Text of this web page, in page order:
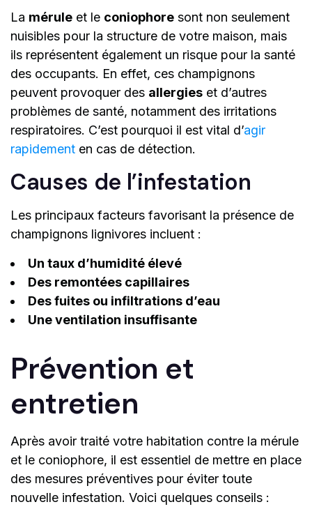
La mérule et le coniophore sont non seulement
nuisibles pour la structure de votre maison, mais
ils représentent également un risque pour la santé
des occupants. En effet, ces champignons
peuvent provoquer des allergies et d’autres
problèmes de santé, notamment des irritations
respiratoires. C’est pourquoi il est vital d’agir
rapidement en cas de détection.
Causes de l’infestation
Les principaux facteurs favorisant la présence de
champignons lignivores incluent :
Un taux d’humidité élevé
Des remontées capillaires
Des fuites ou infiltrations d’eau
Une ventilation insuffisante
Prévention et
entretien
Après avoir traité votre habitation contre la mérule
et le coniophore, il est essentiel de mettre en place
des mesures préventives pour éviter toute
nouvelle infestation. Voici quelques conseils :